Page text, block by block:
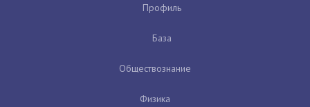
Профиль
База
Обществознание
Физика